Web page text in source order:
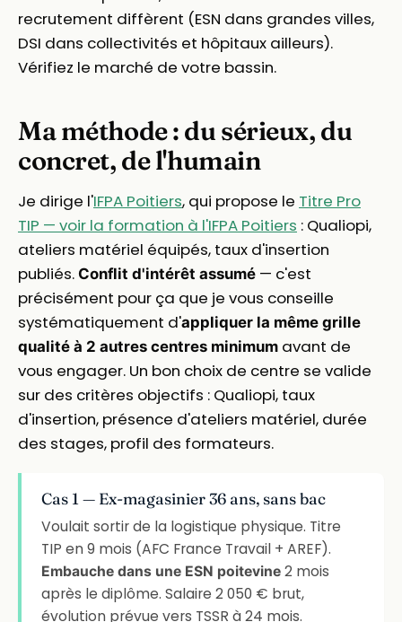
recrutement diffèrent (ESN dans grandes villes,
DSI dans collectivités et hôpitaux ailleurs).
Vérifiez le marché de votre bassin.
Ma méthode : du sérieux, du
concret, de l'humain
Je dirige l'IFPA Poitiers, qui propose le Titre Pro
TIP — voir la formation à l'IFPA Poitiers : Qualiopi,
ateliers matériel équipés, taux d'insertion
publiés. Conflit d'intérêt assumé — c'est
précisément pour ça que je vous conseille
systématiquement d'appliquer la même grille
qualité à 2 autres centres minimum avant de
vous engager. Un bon choix de centre se valide
sur des critères objectifs : Qualiopi, taux
d'insertion, présence d'ateliers matériel, durée
des stages, profil des formateurs.
Cas 1 — Ex-magasinier 36 ans, sans bac
Voulait sortir de la logistique physique. Titre
TIP en 9 mois (AFC France Travail + AREF).
Embauche dans une ESN poitevine 2 mois
après le diplôme. Salaire 2 050 € brut,
évolution prévue vers TSSR à 24 mois.